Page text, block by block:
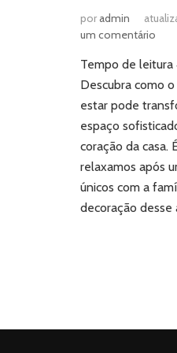
poradmin
um comentário
de
para
de
o
Tempo de leitura
Descubra como
estar pode
espaço
coração da casa.
relaxamos após
únicos com a
decoração